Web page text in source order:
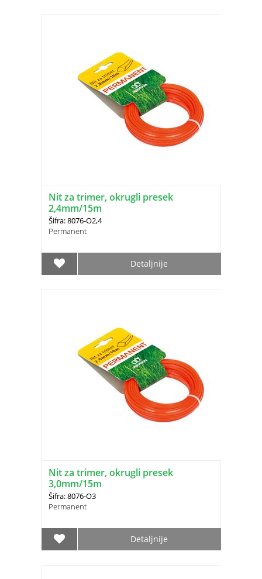
Nit za trimer, okrugli presek
2,4mm/15m
Šifra: 8076-O2,4
Permanent
Detaljnije
Nit za trimer, okrugli presek
3,0mm/15m
Šifra: 8076-O3
Permanent
Detaljnije